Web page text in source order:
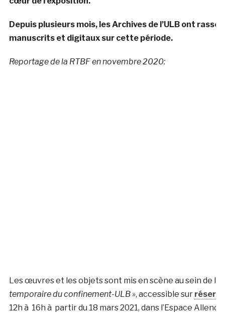
Depuis plusieurs mois, les Archives de l’ULB ont
manuscrits et digitaux sur cette période.
Reportage de la RTBF en novembre 2020:
Les œuvres et les objets sont mis en scène au sein de
temporaire du confinement-ULB », accessible sur
12h à 16h à partir du 18 mars 2021, dans l’Espace